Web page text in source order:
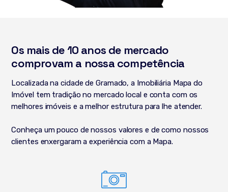
Os mais de 10 anos de mercado
comprovam a nossa competência
Localizada na cidade de Gramado, a Imobiliária Mapa do
Imóvel tem tradição no mercado local e conta com os
melhores imóveis e a melhor estrutura para lhe atender.
Conheça um pouco de nossos valores e de como nossos
clientes enxergaram a experiência com a Mapa.